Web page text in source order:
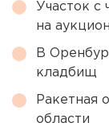
Участок с
на
В
кладбищ
Ракетная
области